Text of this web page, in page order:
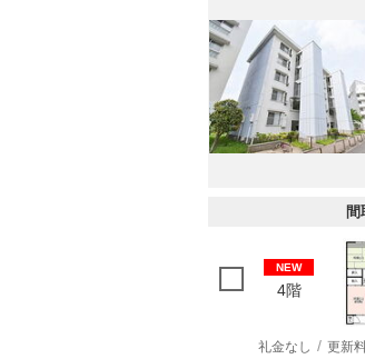
間
NEW
4階
礼金なし 更新